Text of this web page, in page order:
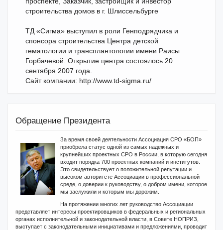
строительства домов в г. Шлиссельбурге
ТД «Сигма» выступил в роли Генподрядчика и
спонсора строительства Центра детской
гематологии и трансплантологии имени Раисы
Горбачевой. Открытие центра состоялось 20
сентября 2007 года.
Сайт компании: http://www.td-sigma.ru/
Обращение Президента
За время своей деятельности Ассоциация СРО «БОП»
приобрела статус одной из самых надежных и
крупнейших проектных СРО в России, в которую сегодня
входит порядка 700 проектных компаний и институтов.
Это свидетельствует о положительной репутации и
высоком авторитете Ассоциации в профессиональной
среде, о доверии к руководству, о добром имени, которое
мы заслужили и которым мы дорожим.
На протяжении многих лет руководство Ассоциации
представляет интересы проектировщиков в федеральных и региональных
органах исполнительной и законодательной власти, в Совете НОПРИЗ,
выступает с законодательными инициативами и предложениями, проводит